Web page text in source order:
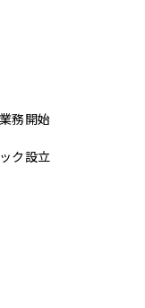
務開始
ク設立